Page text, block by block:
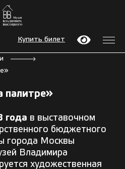
Купить билет
палитре»
года в выставочном
бюджетного
города Москвы
Владимира
художественная